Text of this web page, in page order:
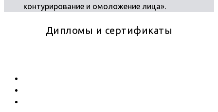
контурирование и омоложение лица».
Дипломы и сертификаты